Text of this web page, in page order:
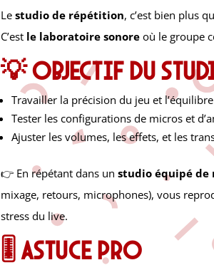
Lestudio de répétition, c’est bien plus
C’est le laboratoire sonore où le groupe
💡 Objectif du
Travailler la précision du jeu et
Tester les configurations de micros et
Ajuster les volumes, les effets, et les
👉 En répétant dans unstudio équipé de
mixage, retours, microphones), vous
stress du live.
🎚️ Astuce pro